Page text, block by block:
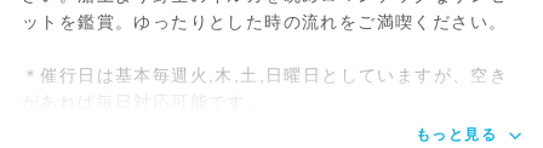
ットを鑑賞。ゆったりとした時の流れをご満喫ください。
＊催行日は基本毎週火,木,土,日曜日としていますが、空き
があれば毎日対応可能です。
もっと見る